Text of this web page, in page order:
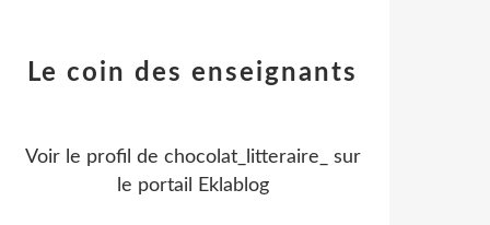
Le coin des enseignants
Voir le profil de chocolat_litteraire_
sur
le portail Eklablog